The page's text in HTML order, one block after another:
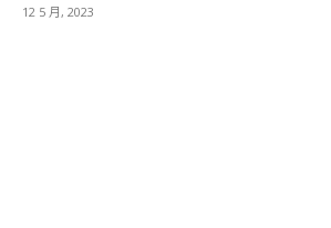
12 5 月, 2023